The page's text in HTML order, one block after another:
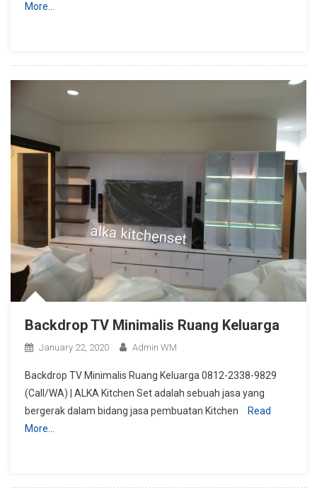
More…
Backdrop TV Minimalis Ruang Keluarga
January 22, 2020 Admin WM
Backdrop TV Minimalis Ruang Keluarga 0812-2338-9829
(Call/WA) | ALKA Kitchen Set adalah sebuah jasa yang
bergerak dalam bidang jasa pembuatan Kitchen
Read
More…